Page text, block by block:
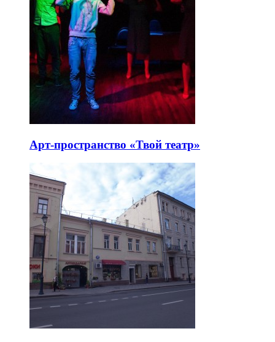
Арт-пространство «Твой театр»